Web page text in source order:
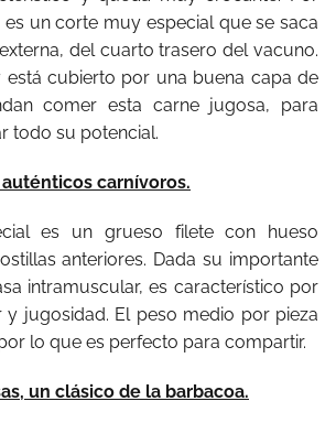
un corte muy especial que se saca
del cuarto trasero del vacuno.
está cubierto por una buena capa de
comer esta carne jugosa, para
todo su potencial.
carnívoros.
es un grueso filete con hueso
anteriores. Dada su importante
intramuscular, es característico por
y jugosidad. El peso medio por pieza
lo que es perfecto para compartir.
un clásico de la barbacoa.